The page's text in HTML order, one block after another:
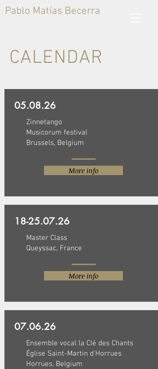
Pablo Matías Becerra
CALENDAR
05.08.26
Zinnetango
Musicorum festival
Brussels, Belgium
More info
18-25.07.26
Master Class
Queyssac, France
More info
07.06.26
Ensemble vocal la Clé des Chants
Église Saint-Martin d'Horrues
Horrues, Belgium